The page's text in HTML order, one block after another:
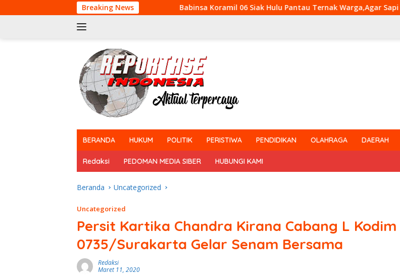
ke
Breaking NewsBabinsa Koramil 06 Siak Hulu Pantau Ternak Warga,Agar Sapi Bebas PMK
BERANDA HUKUM POLITIK PERISTIWA PENDIDIKAN OLAHRAGA DAERAH
Redaksi PEDOMAN MEDIA SIBER HUBUNGI KAMI
Beranda Uncategorized
Uncategorized
Persit Kartika Chandra Kirana Cabang L Kodim
0735/Surakarta Gelar Senam Bersama
Redaksi
Maret 11, 2020